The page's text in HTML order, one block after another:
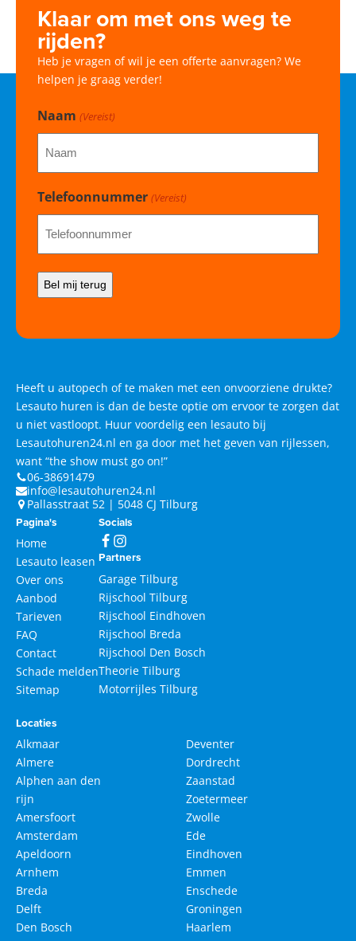
Klaar om met ons weg te
rijden?
Heb je vragen of wil je een offerte aanvragen? We
helpen je graag verder!
Naam (Vereist)
Telefoonnummer (Vereist)
Heeft u autopech of te maken met een onvoorziene drukte?
Lesauto huren is dan de beste optie om ervoor te zorgen dat
u niet vastloopt. Huur voordelig een lesauto bij
Lesautohuren24.nl en ga door met het geven van rijlessen,
want “the show must go on!”
06-38691479
info@lesautohuren24.nl
Pallasstraat 52 | 5048 CJ Tilburg
Pagina's
Home
Lesauto leasen
Over ons
Aanbod
Tarieven
FAQ
Contact
Schade melden
Sitemap
Locaties
Alkmaar
Almere
Alphen aan den
rijn
Amersfoort
Amsterdam
Apeldoorn
Arnhem
Breda
Delft
Den Bosch
Deventer
Dordrecht
Zaanstad
Zoetermeer
Zwolle
Ede
Eindhoven
Emmen
Enschede
Groningen
Haarlem
Partners
Garage Tilburg
Rijschool Tilburg
Rijschool Eindhoven
Rijschool Breda
Rijschool Den Bosch
Theorie Tilburg
Motorrijles Tilburg
Socials